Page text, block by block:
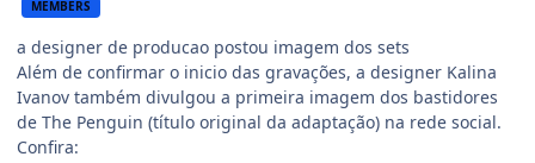
MEMBERS
a designer de producao postou imagem dos sets
Além de confirmar o inicio das gravações, a designer Kalina
Ivanov também divulgou a primeira imagem dos bastidores
de The Penguin (título original da adaptação) na rede social.
Confira: